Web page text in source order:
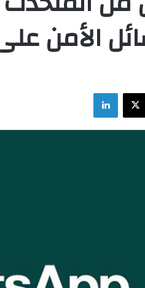
الأمن
‫X لينكدإن